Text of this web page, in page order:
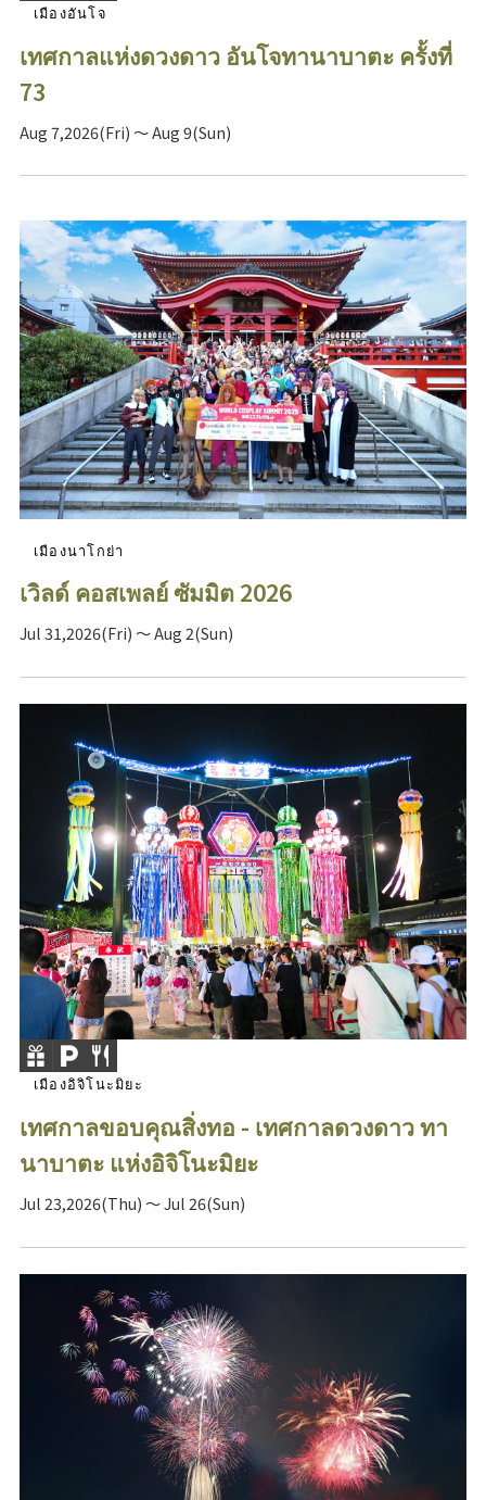
เมืองอันโจ
เทศกาลแห่งดวงดาว อันโจทานาบาตะ ครั้งที่
73
Aug 7,2026(Fri) ～ Aug 9(Sun)
เมืองนาโกย่า
เวิลด์ คอสเพลย์ ซัมมิต 2026
Jul 31,2026(Fri) ～ Aug 2(Sun)
เมืองอิจิโนะมิยะ
เทศกาลขอบคุณสิ่งทอ - เทศกาลดวงดาว ทา
นาบาตะ แห่งอิจิโนะมิยะ
Jul 23,2026(Thu) ～ Jul 26(Sun)